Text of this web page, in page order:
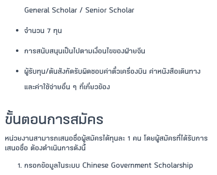
General Scholar / Senior Scholar
จำนวน 7 ทุน
การสนับสนุนเป็นไปตามเงื่อนไขของฝ่ายจีน
ผู้รับทุน/ต้นสังกัดรับผิดชอบค่าตั๋วเครื่องบิน ค่าหนังสือเดินทาง
และค่าใช้จ่ายอื่น ๆ ที่เกี่ยวข้อง
ขั้นตอนการสมัคร
หน่วยงานสามารถเสนอชื่อผู้สมัครได้ทุนละ 1 คน โดยผู้สมัครที่ได้รับการ
เสนอชื่อ ต้องดำเนินการดังนี้
กรอกข้อมูลในระบบ Chinese Government Scholarship